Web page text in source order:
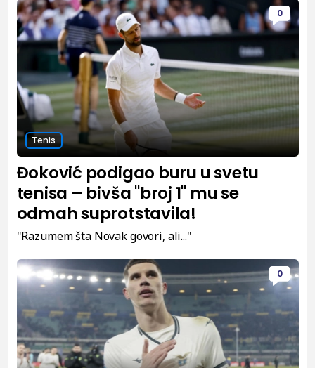
0
Tenis
Đoković podigao buru u svetu
tenisa – bivša "broj 1" mu se
odmah suprotstavila!
"Razumem šta Novak govori, ali..."
0